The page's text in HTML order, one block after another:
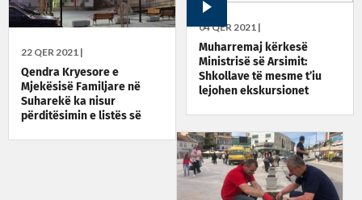
22 QER 2021 |
Qendra Kryesore e
Mjekësisë Familjare në
Suharekë ka nisur
përditësimin e listës së
04 QER 2021 |
Muharremaj kërkesë
Ministrisë së Arsimit:
Shkollave të mesme t’iu
lejohen ekskursionet